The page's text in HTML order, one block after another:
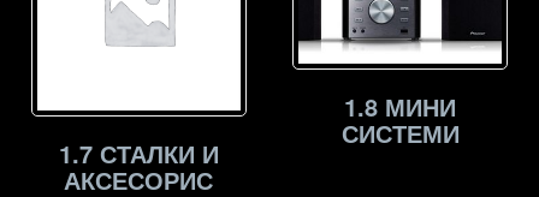
1.7 СТАЛКИ И
АКСЕСОРИС
1.8 МИНИ
СИСТЕМИ